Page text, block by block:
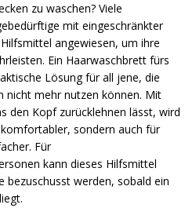
zu waschen? Viele
mit eingeschränkter
angewiesen, um ihre
Ein Haarwaschbrett fürs
Lösung für all jene, die
nicht mehr nutzen können. Mit
den Kopf zurücklehnen lässt, wird
sondern auch für
Für
kann dieses Hilfsmittel
bezuschusst werden, sobald ein